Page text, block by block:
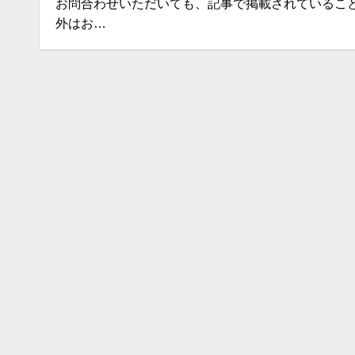
お問合わせいただいても、記事で掲載されているこ
外はお…